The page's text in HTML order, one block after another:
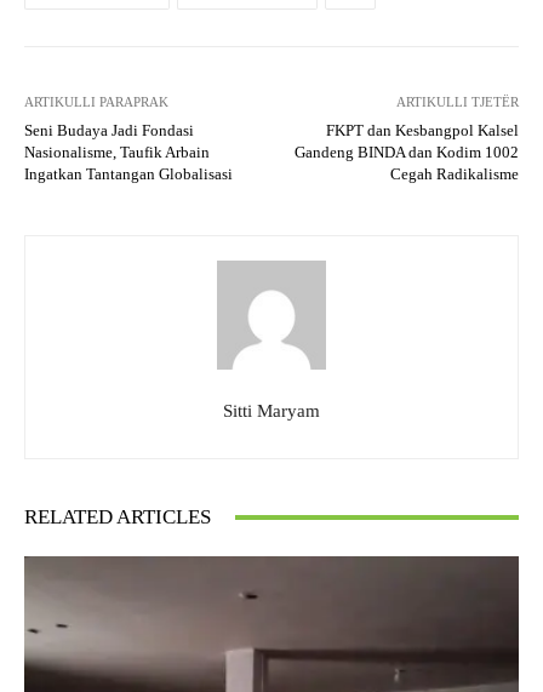
ARTIKULLI PARAPRAK
Seni Budaya Jadi Fondasi
Nasionalisme, Taufik Arbain
Ingatkan Tantangan Globalisasi
ARTIKULLI TJETËR
FKPT dan Kesbangpol Kalsel
Gandeng BINDA dan Kodim 1002
Cegah Radikalisme
Sitti Maryam
RELATED ARTICLES